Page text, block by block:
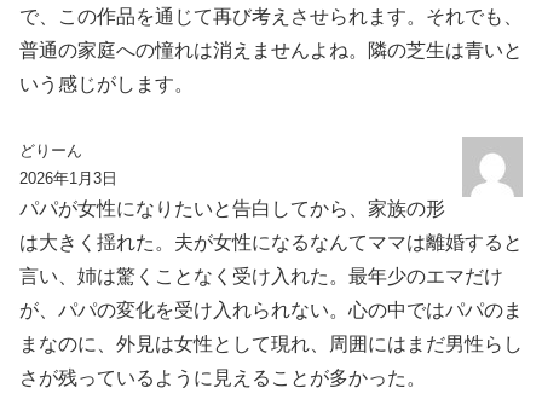
で、この作品を通じて再び考えさせられます。それでも、
普通の家庭への憧れは消えませんよね。隣の芝生は青いと
いう感じがします。
どりーん
2026年1月3日
パパが女性になりたいと告白してから、家族の形
は大きく揺れた。夫が女性になるなんてママは離婚すると
言い、姉は驚くことなく受け入れた。最年少のエマだけ
が、パパの変化を受け入れられない。心の中ではパパのま
まなのに、外見は女性として現れ、周囲にはまだ男性らし
さが残っているように見えることが多かった。